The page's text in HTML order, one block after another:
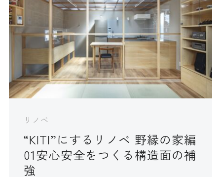
リノベ
“KITI”にするリノベ 野縁の家編
01安心安全をつくる構造面の補
強